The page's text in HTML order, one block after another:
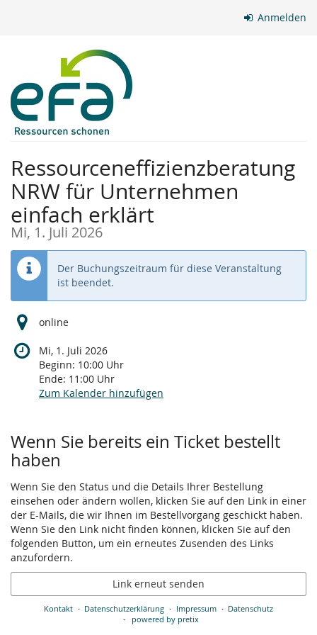
Anmelden
Ressourceneffizienzberatung
NRW für Unternehmen
einfach erklärt
Mi, 1. Juli 2026
Der Buchungszeitraum für diese Veranstaltung
ist beendet.
online
Mi, 1. Juli 2026
Beginn: 10:00 Uhr
Ende: 11:00 Uhr
Zum Kalender hinzufügen
Wenn Sie bereits ein Ticket bestellt
haben
Wenn Sie den Status und die Details Ihrer Bestellung
einsehen oder ändern wollen, klicken Sie auf den Link in einer
der E-Mails, die wir Ihnen im Bestellvorgang geschickt haben.
Wenn Sie den Link nicht finden können, klicken Sie auf den
folgenden Button, um ein erneutes Zusenden des Links
anzufordern.
Link erneut senden
Kontakt Datenschutzerklärung Impressum
Datenschutz
powered by pretix